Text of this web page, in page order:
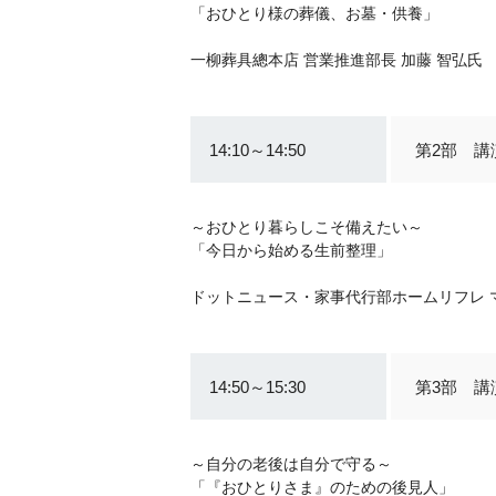
「おひとり様の葬儀、お墓・供養」
一柳葬具總本店 営業推進部長 加藤 智弘氏
14:10～14:50 第2部 講
～おひとり暮らしこそ備えたい～
「今日から始める生前整理」
ドットニュース・家事代行部ホームリフレ
14:50～15:30 第3部 講
～自分の老後は自分で守る～
「『おひとりさま』のための後見人」